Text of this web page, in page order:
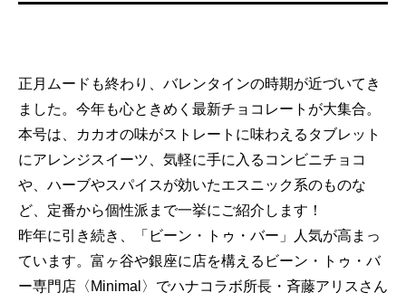
正月ムードも終わり、バレンタインの時期が近づいてき
ました。今年も心ときめく最新チョコレートが大集合。
本号は、カカオの味がストレートに味わえるタブレット
にアレンジスイーツ、気軽に手に入るコンビニチョコ
や、ハーブやスパイスが効いたエスニック系のものな
ど、定番から個性派まで一挙にご紹介します！
昨年に引き続き、「ビーン・トゥ・バー」人気が高まっ
ています。富ヶ谷や銀座に店を構えるビーン・トゥ・バ
ー専門店〈Minimal〉でハナコラボ所長・斉藤アリスさん